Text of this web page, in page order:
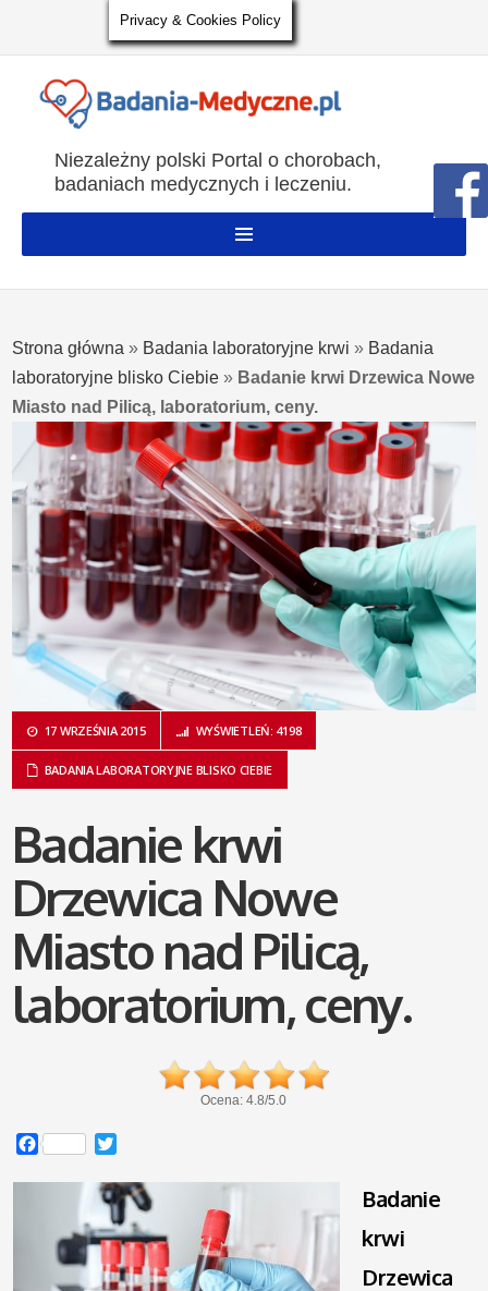
Niezależny polski Portal o chorobach,
badaniach medycznych i leczeniu.
Strona główna » Badania laboratoryjne krwi » Badania
laboratoryjne blisko Ciebie » Badanie krwi Drzewica Nowe
Miasto nad Pilicą, laboratorium, ceny.
17 WRZEŚNIA 2015 WYŚWIETLEŃ: 4198
BADANIA LABORATORYJNE BLISKO CIEBIE
Badanie krwi
Drzewica Nowe
Miasto nad Pilicą,
laboratorium, ceny.
Ocena:4.8/5.0
Facebook
Badanie
krwi
Drzewica
Privacy & Cookies Policy